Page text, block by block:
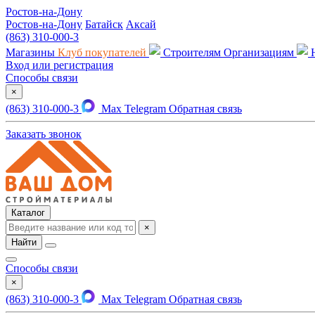
Ростов-на-Дону
Ростов-на-Дону Батайск Аксай
(863) 310-000-3
Магазины Клуб покупателей Строителям Организациям
Вход или регистрация
Способы связи
×
(863) 310-000-3 Max Telegram Обратная связь
Заказать звонок
Каталог
×
Найти
Способы связи
×
(863) 310-000-3 Max Telegram Обратная связь